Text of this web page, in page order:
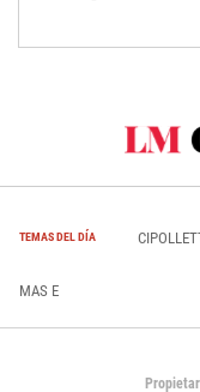
TEMAS DEL DÍA
MAS E